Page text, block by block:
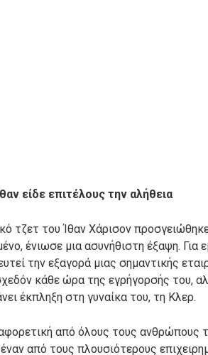
είδε επιτέλους την αλήθεια
τζετ του Ίθαν Χάρισον
ένιωσε μια ασυνήθιστη έξαψη. Για
την εξαγορά μιας σημαντικής
κάθε ώρα της εγρήγορσής του,
έκπληξη στη γυναίκα του, τη Κλερ.
από όλους τους ανθρώπους
από τους πλουσιότερους